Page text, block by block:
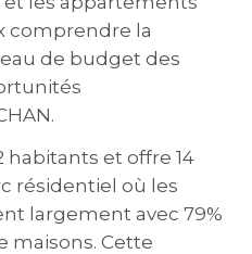
comprendre la
de budget des
habitants et offre 14
résidentiel où les
largement avec 79%
maisons. Cette